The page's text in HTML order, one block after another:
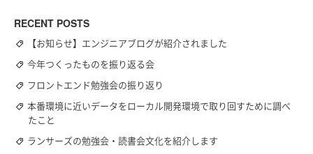
RECENT POSTS
【お知らせ】エンジニアブログが紹介されました
今年つくったものを振り返る会
フロントエンド勉強会の振り返り
本番環境に近いデータをローカル開発環境で取り回すために調べ
たこと
ランサーズの勉強会・読書会文化を紹介します